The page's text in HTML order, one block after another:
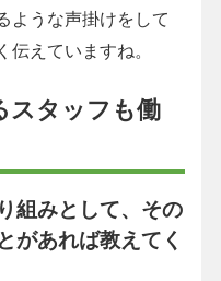
ような声掛けをして
えていますね。
スタッフも働
組みとして、その
があれば教えてく